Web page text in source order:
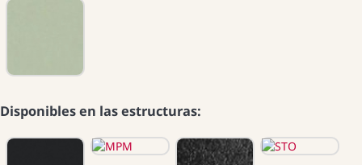
Disponibles en las estructuras: